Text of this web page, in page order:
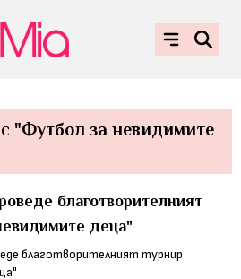
"Футбол за невидимите
благотворителният
деца"